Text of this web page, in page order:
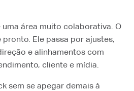
área muito colaborativa. O
Ele passa por ajustes,
e alinhamentos com
cliente e mídia.
sem se apegar demais à